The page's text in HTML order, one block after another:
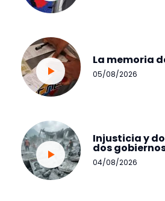
La memoria
05/08/2026
Injusticia y
dos
04/08/2026